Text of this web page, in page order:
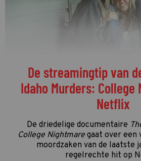
De streamingtip van
Idaho Murders: College
Netflix
De driedelige documentaire
College Nightmaregaat over een
moordzaken van de laatste
regelrechte hit op